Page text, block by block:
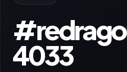
4033